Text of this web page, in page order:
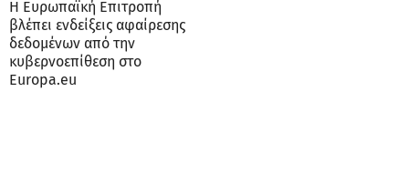
Η Ευρωπαϊκή Επιτροπή
βλέπει ενδείξεις αφαίρεσης
δεδομένων από την
κυβερνοεπίθεση στο
Europa.eu